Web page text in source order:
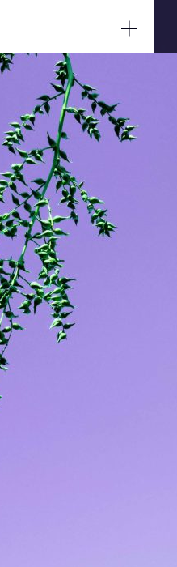
#poésie
0 mm
12 septembre 2023
/